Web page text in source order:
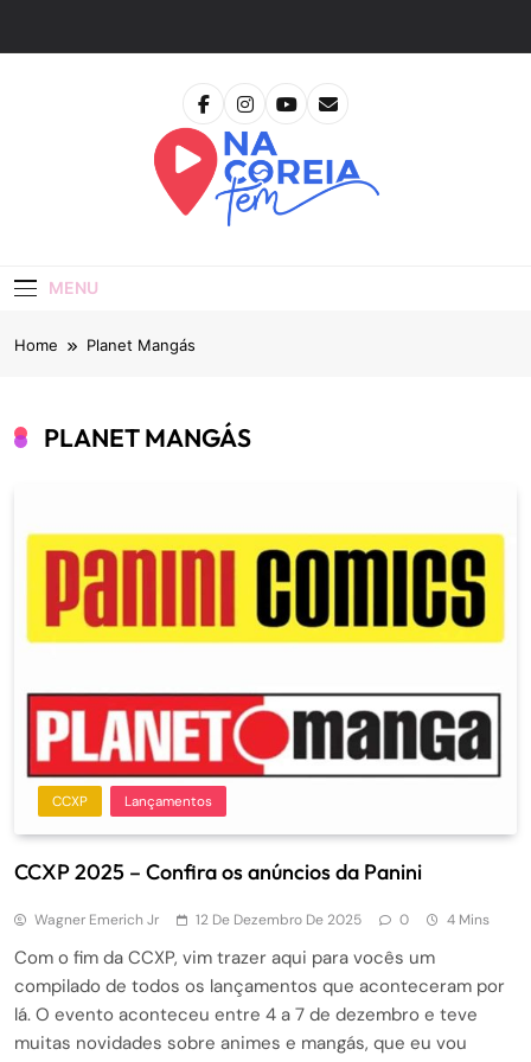
MENU
Home Planet Mangás
PLANET MANGÁS
CCXP Lançamentos
CCXP 2025 – Confira os anúncios da Panini
Wagner Emerich Jr 12 De Dezembro De 2025 0 4 Mins
Com o fim da CCXP, vim trazer aqui para vocês um
compilado de todos os lançamentos que aconteceram por
lá. O evento aconteceu entre 4 a 7 de dezembro e teve
muitas novidades sobre animes e mangás, que eu vou